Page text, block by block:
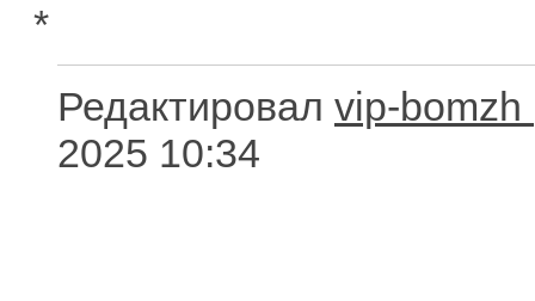
*
Редактировал vip-bomzh
2025 10:34